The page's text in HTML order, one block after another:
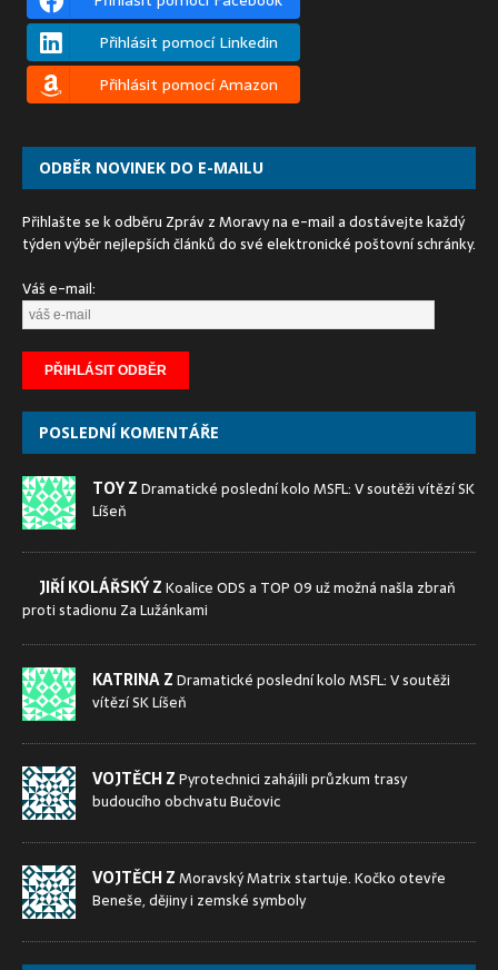
Přihlásit pomocí Linkedin
Přihlásit pomocí Amazon
ODBĚR NOVINEK DO E-MAILU
Přihlašte se k odběru Zpráv z Moravy na e-mail a dostávejte každý
týden výběr nejlepších článků do své elektronické poštovní schránky.
Váš e-mail:
POSLEDNÍ KOMENTÁŘE
TOY ZDramatické poslední kolo MSFL: V soutěži vítězí SK
Líšeň
JIŘÍ KOLÁŘSKÝ ZKoalice ODS a TOP 09 už možná našla zbraň
proti stadionu Za Lužánkami
KATRINA ZDramatické poslední kolo MSFL: V soutěži
vítězí SK Líšeň
VOJTĚCH ZPyrotechnici zahájili průzkum trasy
budoucího obchvatu Bučovic
VOJTĚCH ZMoravský Matrix startuje. Kočko otevře
Beneše, dějiny i zemské symboly